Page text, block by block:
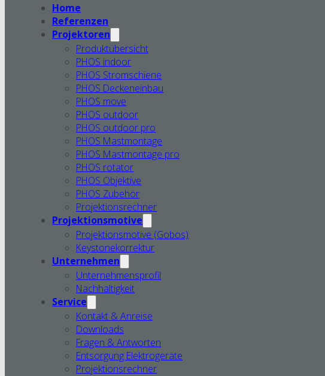
Home
Referenzen
Projektoren
Produktübersicht
PHOS indoor
PHOS Stromschiene
PHOS Deckeneinbau
PHOS move
PHOS outdoor
PHOS outdoor pro
PHOS Mastmontage
PHOS Mastmontage pro
PHOS rotator
PHOS Objektive
PHOS Zubehör
Projektionsrechner
Projektionsmotive
Projektionsmotive (Gobos)
Keystonekorrektur
Unternehmen
Unternehmensprofil
Nachhaltigkeit
Service
Kontakt & Anreise
Downloads
Fragen & Antworten
Entsorgung Elektrogeräte
Projektionsrechner